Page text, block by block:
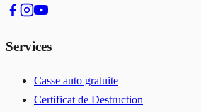
Services
Casse auto gratuite
Certificat de Destruction